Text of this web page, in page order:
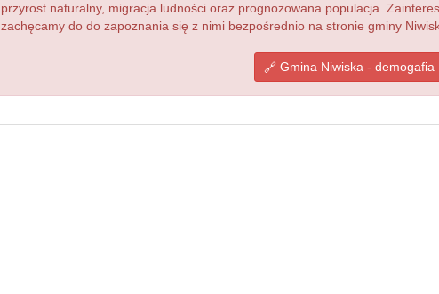
przyrost naturalny, migracja ludności oraz prognozowana populacja.
zachęcamy do do zapoznania się z nimi bezpośrednio na stronie gminy
Gmina Niwiska - demogafia